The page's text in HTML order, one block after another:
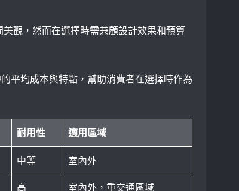
觀，然而在選擇時需兼顧設計效果和預算
平均成本與特點，幫助消費者在選擇時作為
耐用性 適用區域
中等 室內外
高 室內外，重交通區域